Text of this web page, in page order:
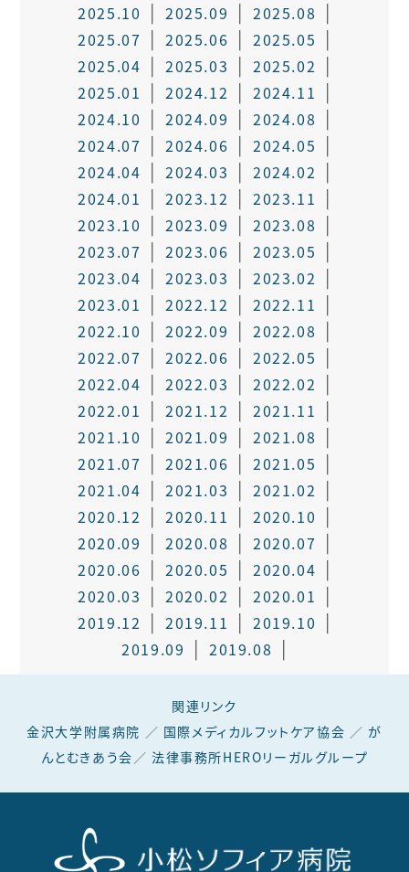
2025.10
2025.09
2025.08
2025.07
2025.06
2025.05
2025.04
2025.03
2025.02
2025.01
2024.12
2024.11
2024.10
2024.09
2024.08
2024.07
2024.06
2024.05
2024.04
2024.03
2024.02
2024.01
2023.12
2023.11
2023.10
2023.09
2023.08
2023.07
2023.06
2023.05
2023.04
2023.03
2023.02
2023.01
2022.12
2022.11
2022.10
2022.09
2022.08
2022.07
2022.06
2022.05
2022.04
2022.03
2022.02
2022.01
2021.12
2021.11
2021.10
2021.09
2021.08
2021.07
2021.06
2021.05
2021.04
2021.03
2021.02
2020.12
2020.11
2020.10
2020.09
2020.08
2020.07
2020.06
2020.05
2020.04
2020.03
2020.02
2020.01
2019.12
2019.11
2019.10
2019.09
2019.08
関連リンク
金沢大学附属病院 ／ 国際メディカルフットケア協会 ／ が
んとむきあう会 ／ 法律事務所HEROリーガルグループ